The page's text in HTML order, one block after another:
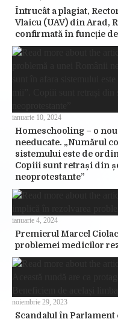
Întrucât a plagiat,
Vlaicu (UAV) din Arad,
confirmată în funcție
Homeschooling – o
needucate. „Numărul
sistemului este de
Copiii sunt retrași din
neoprotestante”
ianuarie 10, 2024
Premierul Marcel
problemei medicilor
ianuarie 4, 2024
Scandalul în Parlament
noiembrie 29, 2023